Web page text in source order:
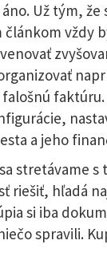
Už tým,
článkom vždy
a jeho
stretávame
riešiť, hľadá
si iba
spravili.